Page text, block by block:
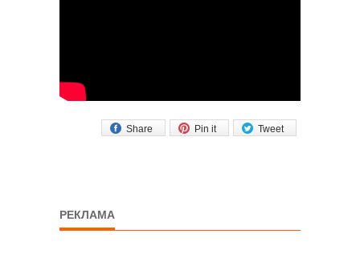
Tweet
Pin it
Share
РЕКЛАМА